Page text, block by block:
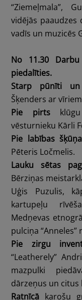
“Ziemeļmala”,
vidējās paaudzes
vadīs un muzicēs
No 11.30
piedalīties.
Starp pūnīti
Šķenders ar
Pie pirtsklūgu
vēsturnieku Kārli
Pie labības šķūņa
Pēteris Ločmelis.
Lauku sētas
Bērziņas
Uģis Puzulis,
kartupeļu
Medņevas
pulciņa “Anneles”
Pie zirgu
“Leatherely”
mazpulki
dārzeņus un citus
Ratnīcā karošu